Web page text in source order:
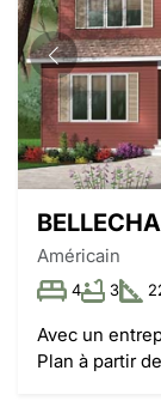
Américain
4 3
Avec un
Plan à partir de